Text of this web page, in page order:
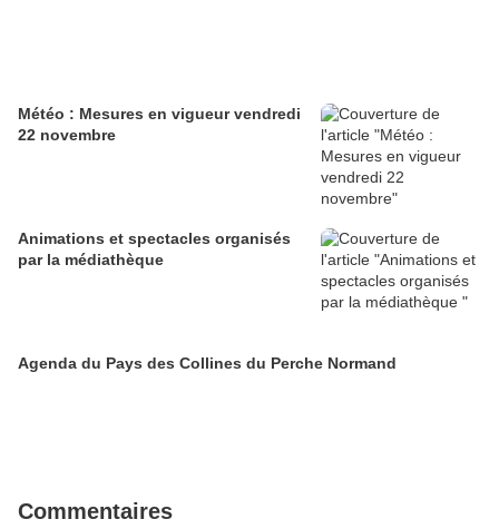
Météo : Mesures en vigueur vendredi
22 novembre
Animations et spectacles organisés
par la médiathèque
Agenda du Pays des Collines du Perche Normand
Commentaires